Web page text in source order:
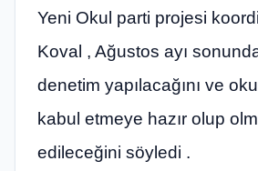
Yeni Okul parti projesi
Koval , Ağustos ayı
denetim yapılacağını ve
kabul etmeye hazır olup
edileceğini söyledi .